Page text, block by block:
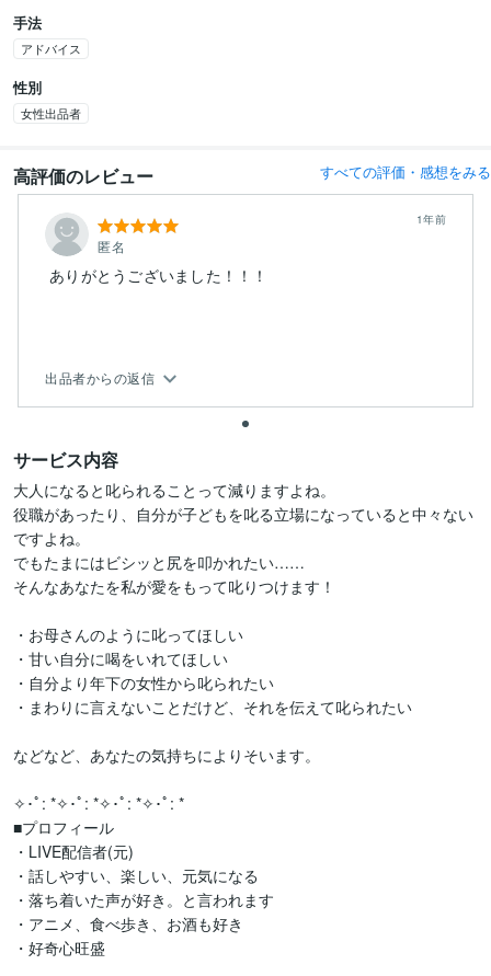
手法
アドバイス
性別
女性出品者
高評価のレビュー すべての評価・感想をみる
匿名
1年前
ありがとうございました！！！
出品者からの返信
サービス内容
大人になると叱られることって減りますよね。
役職があったり、自分が子どもを叱る立場になっていると中々ない
ですよね。
でもたまにはビシッと尻を叩かれたい……
そんなあなたを私が愛をもって叱りつけます！
・お母さんのように叱ってほしい
・甘い自分に喝をいれてほしい
・自分より年下の女性から叱られたい
・まわりに言えないことだけど、それを伝えて叱られたい
などなど、あなたの気持ちによりそいます。
✧･ﾟ: *✧･ﾟ: *✧･ﾟ: *✧･ﾟ: *
■プロフィール
・LIVE配信者(元)
・話しやすい、楽しい、元気になる
・落ち着いた声が好き。と言われます
・アニメ、食べ歩き、お酒も好き
・好奇心旺盛